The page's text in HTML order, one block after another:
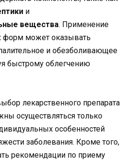
и
вещества. Применение
форм может оказывать
и обезболивающее
быстрому облегчению
лекарственного препарата
осуществляться только
особенностей
заболевания. Кроме того,
рекомендации по приему